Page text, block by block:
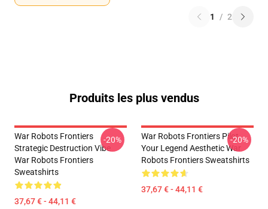
1 / 2
Produits les plus vendus
War Robots Frontiers
Strategic Destruction Vibe
War Robots Frontiers
Sweatshirts
37,67 € - 44,11 €
-20%
War Robots Frontiers Pilot
Your Legend Aesthetic War
Robots Frontiers Sweatshirts
37,67 € - 44,11 €
-20%